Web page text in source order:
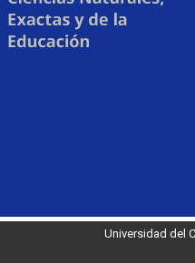
Universidad del